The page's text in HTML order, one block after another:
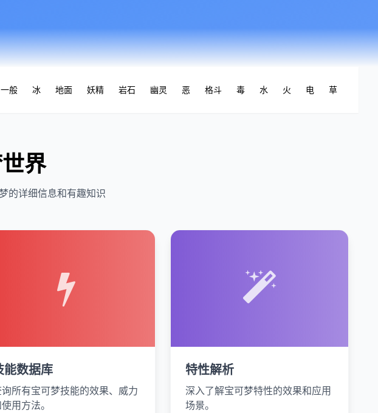
代 第六世代 第四世代
一般 冰 地面 妖精 岩石 幽灵 恶 格斗 毒 水 火 电 草
界
的详细信息和有趣知识
能数据库
所有宝可梦技能的效果、威力
用方法。
特性解析
深入了解宝可梦特性的效果和应用
场景。